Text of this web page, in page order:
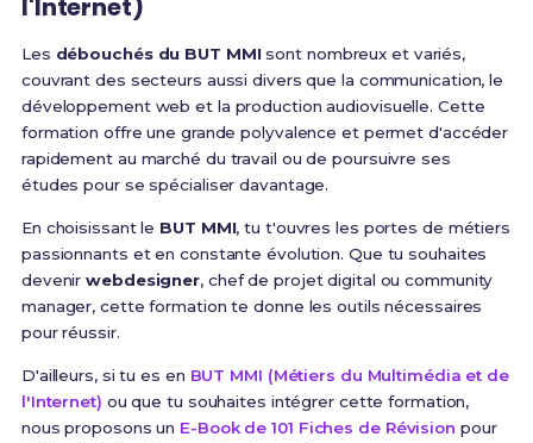
l'Internet)
Les débouchés du BUT MMIsont nombreux et variés,
couvrant des secteurs aussi divers que la communication, le
développement web et la production audiovisuelle. Cette
formation offre une grande polyvalence et permet d'accéder
rapidement au marché du travail ou de poursuivre ses
études pour se spécialiser davantage.
En choisissant le BUT MMI, tu t'ouvres les portes de métiers
passionnants et en constante évolution. Que tu souhaites
devenirwebdesigner, chef de projet digital ou community
manager, cette formation te donne les outils nécessaires
pour réussir.
D'ailleurs, si tu es en BUT MMI (Métiers du Multimédia et de
l'Internet) ou que tu souhaites intégrer cette formation,
nous proposons un E-Book de 101 Fiches de Révision pour